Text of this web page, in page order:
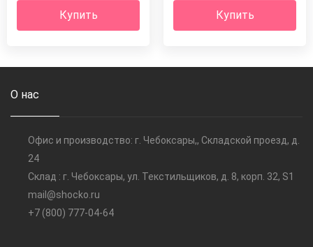
Купить Купить
О нас
Офис и производство: г. Чебоксары,, Складской проезд, д.
24
Склад : г. Чебоксары, ул. Текстильщиков, д. 8, корп. 32, S1
mail@shocko.ru
+7 (800) 777-04-64